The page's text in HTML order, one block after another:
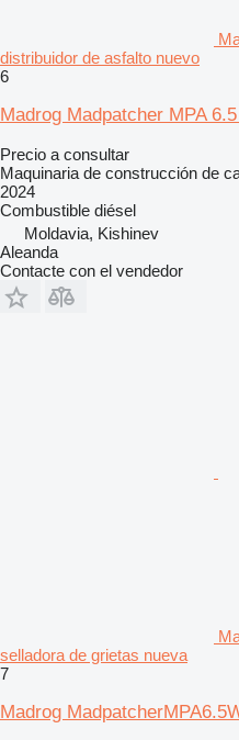
distribuidor de asfalto nuevo
6
Madrog Madpatcher MPA
Precio a consultar
Maquinaria de construcción de
2024
Combustible diésel
Moldavia, Kishinev
Aleanda
Contacte con el vendedor
selladora de grietas nueva
7
Madrog